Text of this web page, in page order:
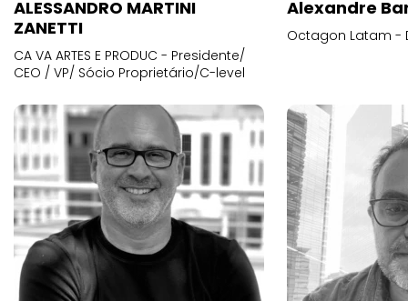
ALESSANDRO MARTINI
ZANETTI
CA VA ARTES E PRODUC - Presidente/
CEO / VP/ Sócio Proprietário/C-level
Alexandre
Octagon Latam -